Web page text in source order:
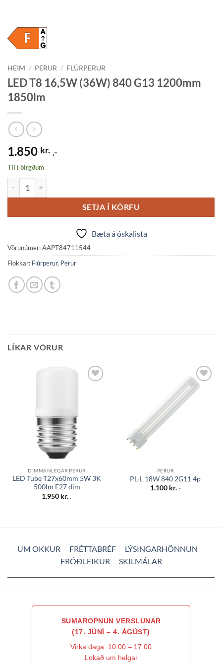
HEIM / PERUR / FLÚRPERUR
LED T8 16,5W (36W) 840 G13 1200mm
1850lm
1.850 kr. .-
Til í birgðum
SETJA Í KÖRFU
Bæta á óskalista
Vörunúmer:AAPT84711544
Flokkar: Flúrperur, Perur
LÍKAR VÖRUR
DIMMANLEGAR PERUR
LED Tube T27x60mm 5W 3K
500lm E27 dim
1.950 kr. .-
Bæta á
óskalista
PERUR
PL-L 18W 840 2G11 4p
1.100 kr. .-
UM OKKUR FRÉTTABRÉF
LÝSINGARHÖNNUN
FRÓÐLEIKUR
SKILMÁLAR
SUMAROPNUN VERSLUNAR
(17. JÚNÍ – 4. ÁGÚST)
Virka daga: 10:00 – 17:00
Lokað um helgar